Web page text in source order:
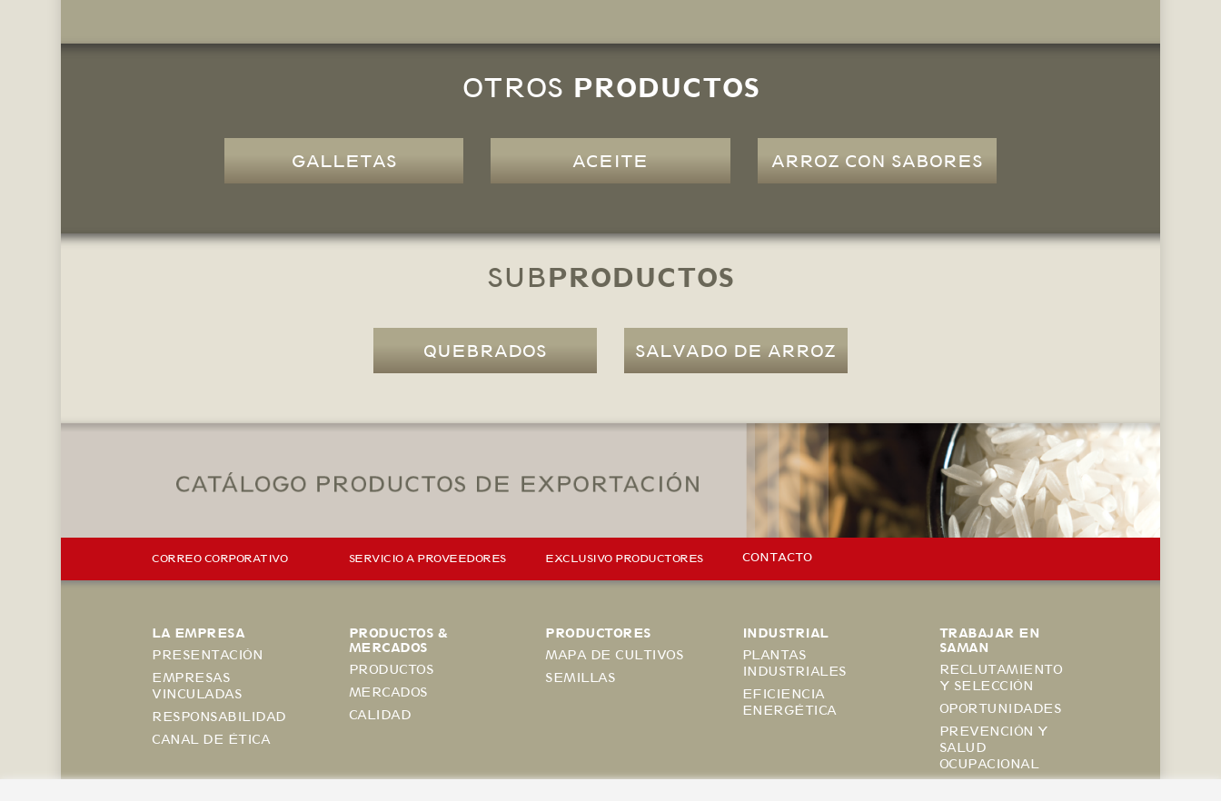
OTROS PRODUCTOS
GALLETAS ACEITE ARROZ CON SABORES
SUBPRODUCTOS
QUEBRADOS SALVADO DE ARROZ
CORREO CORPORATIVO SERVICIO A PROVEEDORES EXCLUSIVO PRODUCTORES CONTACTO
LA EMPRESA
PRESENTACIÓN
EMPRESAS
VINCULADAS
RESPONSABILIDAD
CANAL DE ÉTICA
PRODUCTOS &
MERCADOS
PRODUCTOS
MERCADOS
CALIDAD
PRODUCTORES
MAPA DE CULTIVOS
SEMILLAS
INDUSTRIAL
PLANTAS
INDUSTRIALES
EFICIENCIA
ENERGÉTICA
TRABAJAR EN
SAMAN
RECLUTAMIENTO
Y SELECCIÓN
OPORTUNIDADES
PREVENCIÓN Y
SALUD
OCUPACIONAL